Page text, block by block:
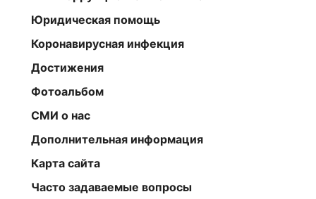
Юридическая помощь
Коронавирусная инфекция
Достижения
Фотоальбом
СМИ о нас
Дополнительная информация
Карта сайта
Часто задаваемые вопросы